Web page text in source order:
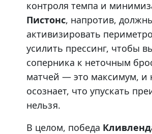
контроля темпа и
Пистонс, напротив,
активизировать
усилить прессинг, чтобы
соперника к неточным
матчей — это максимум, и
осознает, что упускать
нельзя.
В целом, победа